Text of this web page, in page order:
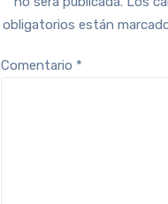
obligatorios están
Comentario *